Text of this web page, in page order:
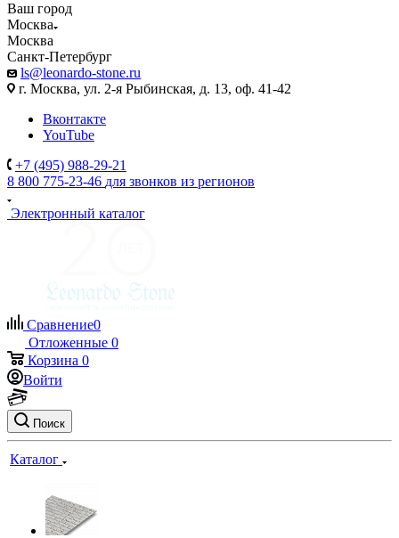
Ваш город
Москва
Москва
Санкт-Петербург
ls@leonardo-stone.ru
г. Москва, ул. 2-я Рыбинская, д. 13, оф. 41-42
Вконтакте
YouTube
+7 (495) 988-29-21
8 800 775-23-46 для звонков из регионов
Электронный каталог
Сравнение0
Отложенные 0
Корзина 0
Войти
Поиск
Каталог